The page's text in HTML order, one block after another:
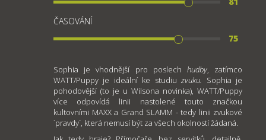
ČASOVÁNÍ
75
Sophia je vhodnější pro poslech hudby, zatímco
WATT/Puppy je ideální ke studiuzvuku. Sophia je
pohodovější (to je u Wilsona novinka), WATT/Puppy
více odpovídá linii nastolené touto značkou
kultovními MAXX a Grand SLAMM - tedy linii zvukové
´pravdy´, která nemusí být za všech okolností žádaná.